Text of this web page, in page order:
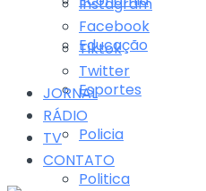
Educação
Esportes
Policia
Politica
Instagram
Facebook
Tiktok
Twitter
JORNAL
RÁDIO
TV
CONTATO